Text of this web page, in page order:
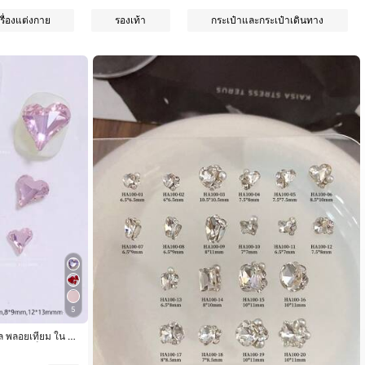
องแต่งกาย รองเท้า กระเป๋าและกระเป๋าเดินทาง
5
ลอยเทียม ใน K
าง/เล็ก, หัวใจเ
หนือ DIY เสน่ห์เ